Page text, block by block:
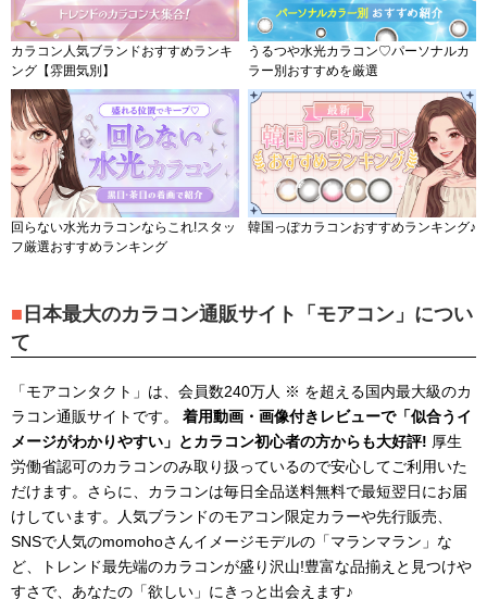
カラコン人気ブランドおすすめランキ
ング【雰囲気別】
うるつや水光カラコン♡パーソナルカ
ラー別おすすめを厳選
回らない水光カラコンならこれ!スタッ
フ厳選おすすめランキング
韓国っぽカラコンおすすめランキング♪
日本最大のカラコン通販サイト「モアコン」につい
て
「モアコンタクト」は、会員数240万人 ※ を超える国内最大級のカ
ラコン通販サイトです。 着用動画・画像付きレビューで「似合うイ
メージがわかりやすい」とカラコン初心者の方からも大好評! 厚生
労働省認可のカラコンのみ取り扱っているので安心してご利用いた
だけます。さらに、カラコンは毎日全品送料無料で最短翌日にお届
けしています。人気ブランドのモアコン限定カラーや先行販売、
SNSで人気のmomohoさんイメージモデルの「マランマラン」な
ど、トレンド最先端のカラコンが盛り沢山!豊富な品揃えと見つけや
すさで、あなたの「欲しい」にきっと出会えます♪